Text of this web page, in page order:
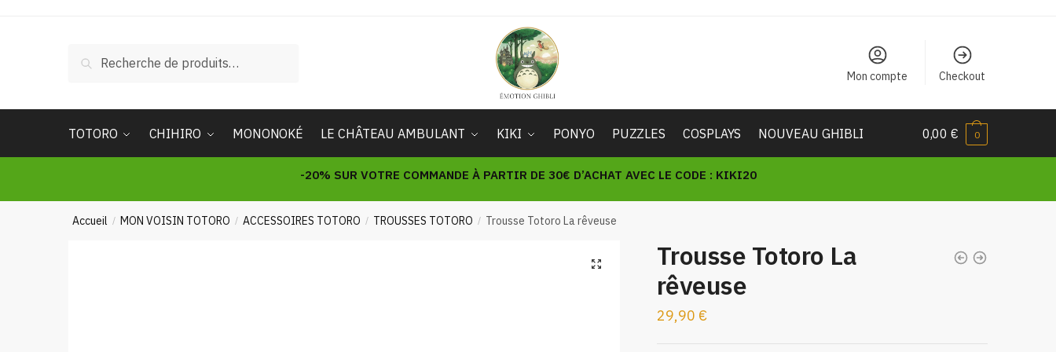
pour :
Recherche
Mon compte Checkout
TOTORO CHIHIRO MONONOKÉ LE CHÂTEAU AMBULANT KIKI PONYO PUZZLES COSPLAYS NOUVEAU GHIBLI 0,00€ 0
-20% SUR VOTRE COMMANDE À PARTIR DE 30€ D’ACHAT AVEC LE CODE : KIKI20
Accueil / MON VOISIN TOTORO / ACCESSOIRES TOTORO / TROUSSES TOTORO / Trousse Totoro La rêveuse
🔍
Trousse Totoro La
rêveuse
29,90 €